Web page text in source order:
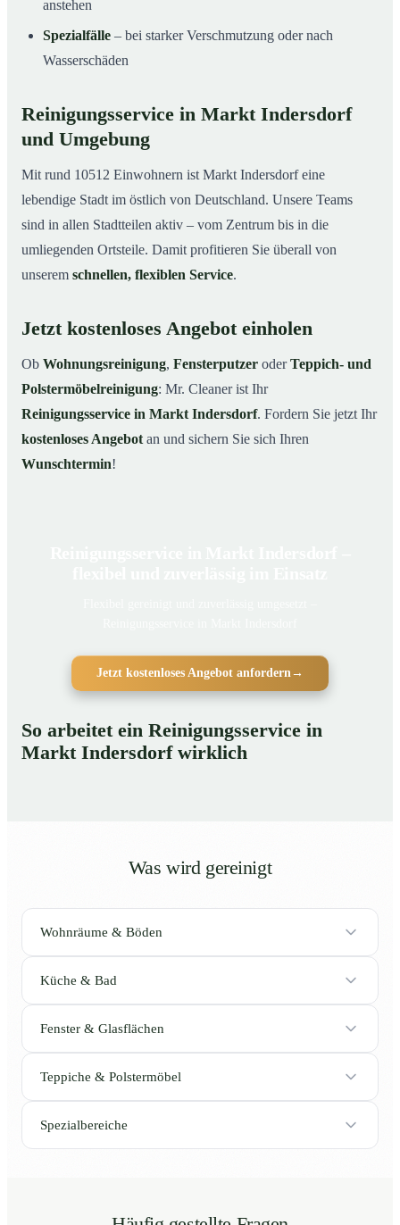
anstehen
Spezialfälle – bei starker Verschmutzung oder nach
Wasserschäden
Reinigungsservice in Markt Indersdorf
und Umgebung
Mit rund 10512 Einwohnern ist Markt Indersdorf eine
lebendige Stadt im östlich von Deutschland. Unsere Teams
sind in allen Stadtteilen aktiv – vom Zentrum bis in die
umliegenden Ortsteile. Damit profitieren Sie überall von
unserem schnellen, flexiblen Service.
Jetzt kostenloses Angebot einholen
Ob Wohnungsreinigung, Fensterputzer oderTeppich- und
Polstermöbelreinigung: Mr. Cleaner ist Ihr
Reinigungsservice in Markt Indersdorf. Fordern Sie jetzt Ihr
kostenloses Angebot an und sichern Sie sich Ihren
Wunschtermin!
Jetzt kostenloses Angebot anfordern→
So arbeitet ein Reinigungsservice in
Markt Indersdorf wirklich
Was wird gereinigt
Wohnräume & Böden
Küche & Bad
Fenster & Glasflächen
Teppiche & Polstermöbel
Spezialbereiche